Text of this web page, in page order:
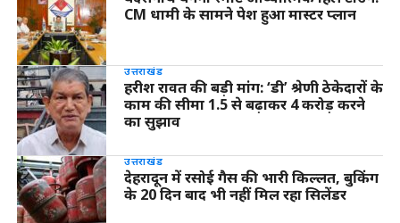
CM धामी के सामने पेश हुआ मास्टर प्लान
उत्तराखंड
हरीश रावत की बड़ी मांग: ‘डी’ श्रेणी ठेकेदारों के
काम की सीमा 1.5 से बढ़ाकर 4 करोड़ करने
का सुझाव
उत्तराखंड
देहरादून में रसोई गैस की भारी किल्लत, बुकिंग
के 20 दिन बाद भी नहीं मिल रहा सिलेंडर